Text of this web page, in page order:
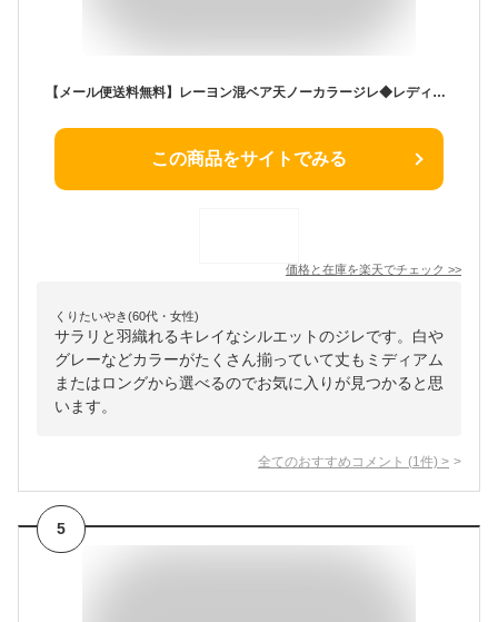
【メール便送料無料】レーヨン混ベア天ノーカラージレ◆レディース ロング ジレ ベスト ミディアム 無地 アウター 体型カバー ドレープ 羽織 ストレッチ ノーカラー ノースリーブ 春 夏 秋 大人 定番 美シルエット 美ライン◆
この商品をサイトでみる
価格と在庫を楽天でチェック >>
くりたいやき(60代・女性)
サラリと羽織れるキレイなシルエットのジレです。白や
グレーなどカラーがたくさん揃っていて丈もミディアム
またはロングから選べるのでお気に入りが見つかると思
います。
全てのおすすめコメント (1 件) >
5